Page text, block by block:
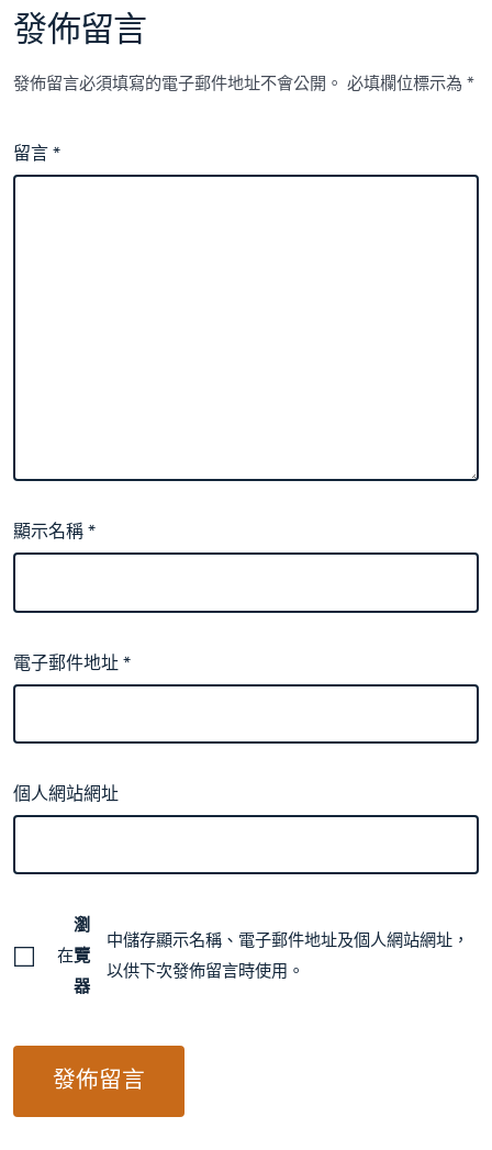
發佈留言
發佈留言必須填寫的電子郵件地址不會公開。 必填欄位標示為*
留言*
顯示名稱*
電子郵件地址*
個人網站網址
在
瀏
覽
器
中儲存顯示名稱、電子郵件地址及個人網站網址，
以供下次發佈留言時使用。